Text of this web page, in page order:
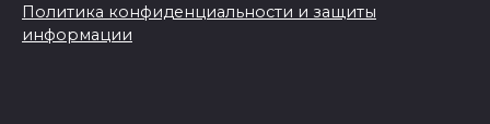
Политика конфиденциальности и защиты
информации